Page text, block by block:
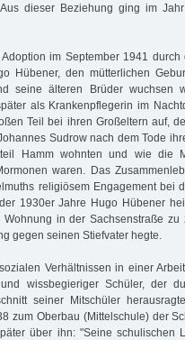
dieser Beziehung ging im
im September 1941
Hübener, den mütterlichen
seine älteren Brüder wuchsen
als Krankenpflegerin im
Teil bei ihren Großeltern auf,
Sudrow nach dem Tode
Hamm wohnten und wie die
waren. Das
religiösem Engagement bei
1930er Jahre Hugo Hübener
in der Sachsenstraße
gegen seinen Stiefvater hegte.
Verhältnissen in einer
wissbegieriger Schüler, der
seiner Mitschüler
zum Oberbau (Mittelschule) der
über ihn: "Seine schulischen